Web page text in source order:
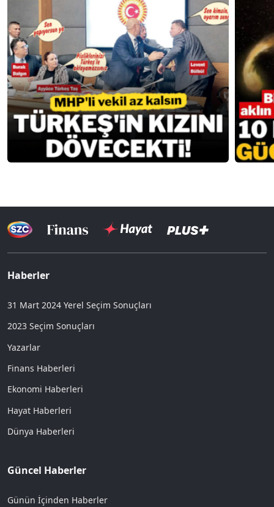
Haberler
31 Mart 2024 Yerel Seçim Sonuçları
2023 Seçim Sonuçları
Yazarlar
Finans Haberleri
Ekonomi Haberleri
Hayat Haberleri
Dünya Haberleri
Güncel Haberler
Günün İçinden Haberler